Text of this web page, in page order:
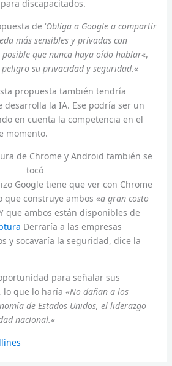
discapacitados.
de ‘Obliga a Google a compartir
más sensibles y privadas con
posible que nunca haya oído hablar«,
peligro su privacidad y seguridad.«
propuesta también tendría
desarrolla la IA. Ese podría ser un
en cuenta la competencia en el
momento.
de Chrome y Android también se
tocó
Google tiene que ver con Chrome
que construye ambos «a gran costo
que ambos están disponibles de
Derraría a las empresas
y socavaría la seguridad, dice la
para señalar sus
lo que lo haría «No dañan a los
de Estados Unidos, el liderazgo
nacional.«